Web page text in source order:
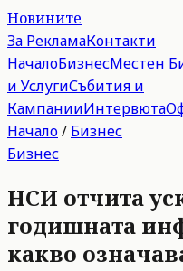
Новините
За РекламаКонтакти
НачалоБизнесМестен
и УслугиСъбития и
КампанииИнтервюта
Начало/ Бизнес
Бизнес
НСИ отчита
годишната
какво